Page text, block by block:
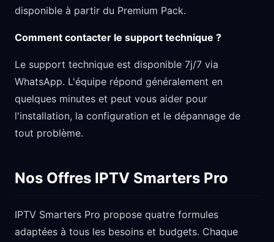
disponible à partir du Premium Pack.
Comment contacter le support technique ?
Le support technique est disponible 7j/7 via
WhatsApp. L'équipe répond généralement en
quelques minutes et peut vous aider pour
l'installation, la configuration et le dépannage de
tout problème.
Nos Offres IPTV Smarters Pro
IPTV Smarters Pro propose quatre formules
adaptées à tous les besoins et budgets. Chaque